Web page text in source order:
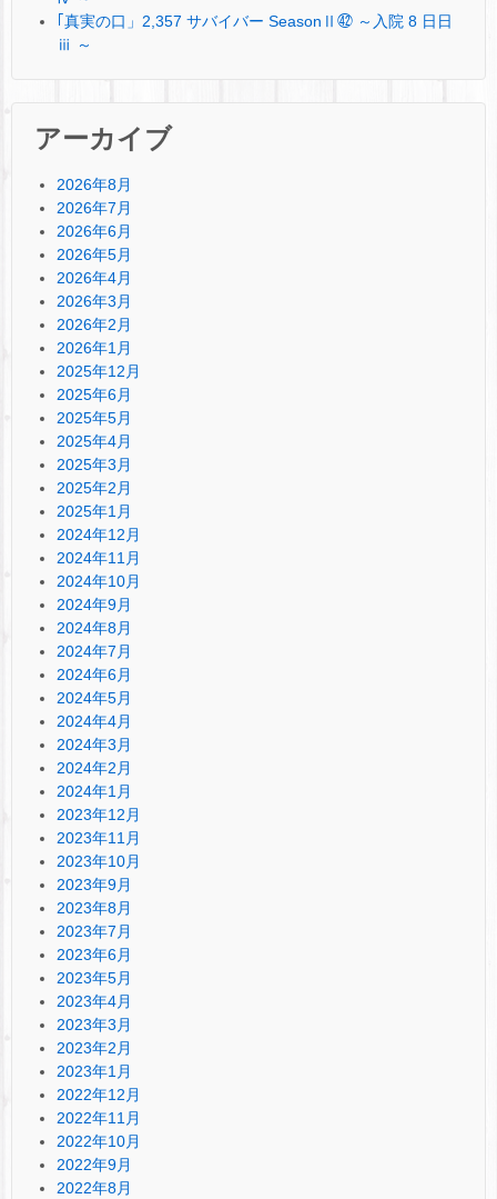
｢真実の口」2,357 サバイバー SeasonⅡ㊷ ～入院 8 日日
ⅲ ～
アーカイブ
2026年8月
2026年7月
2026年6月
2026年5月
2026年4月
2026年3月
2026年2月
2026年1月
2025年12月
2025年6月
2025年5月
2025年4月
2025年3月
2025年2月
2025年1月
2024年12月
2024年11月
2024年10月
2024年9月
2024年8月
2024年7月
2024年6月
2024年5月
2024年4月
2024年3月
2024年2月
2024年1月
2023年12月
2023年11月
2023年10月
2023年9月
2023年8月
2023年7月
2023年6月
2023年5月
2023年4月
2023年3月
2023年2月
2023年1月
2022年12月
2022年11月
2022年10月
2022年9月
2022年8月